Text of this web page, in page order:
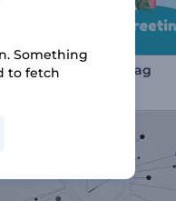
zum Kindertag
Something
to fetch